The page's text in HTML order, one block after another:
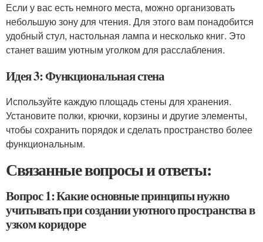
Если у вас есть немного места, можно организовать
небольшую зону для чтения. Для этого вам понадобится
удобный стул, настольная лампа и несколько книг. Это
станет вашим уютным уголком для расслабления.
Идея 3: Функциональная стена
Используйте каждую площадь стены для хранения.
Установите полки, крючки, корзины и другие элементы,
чтобы сохранить порядок и сделать пространство более
функциональным.
Связанные вопросы и ответы:
Вопрос 1: Какие основные принципы нужно
учитывать при создании уютного пространства в
узком коридоре